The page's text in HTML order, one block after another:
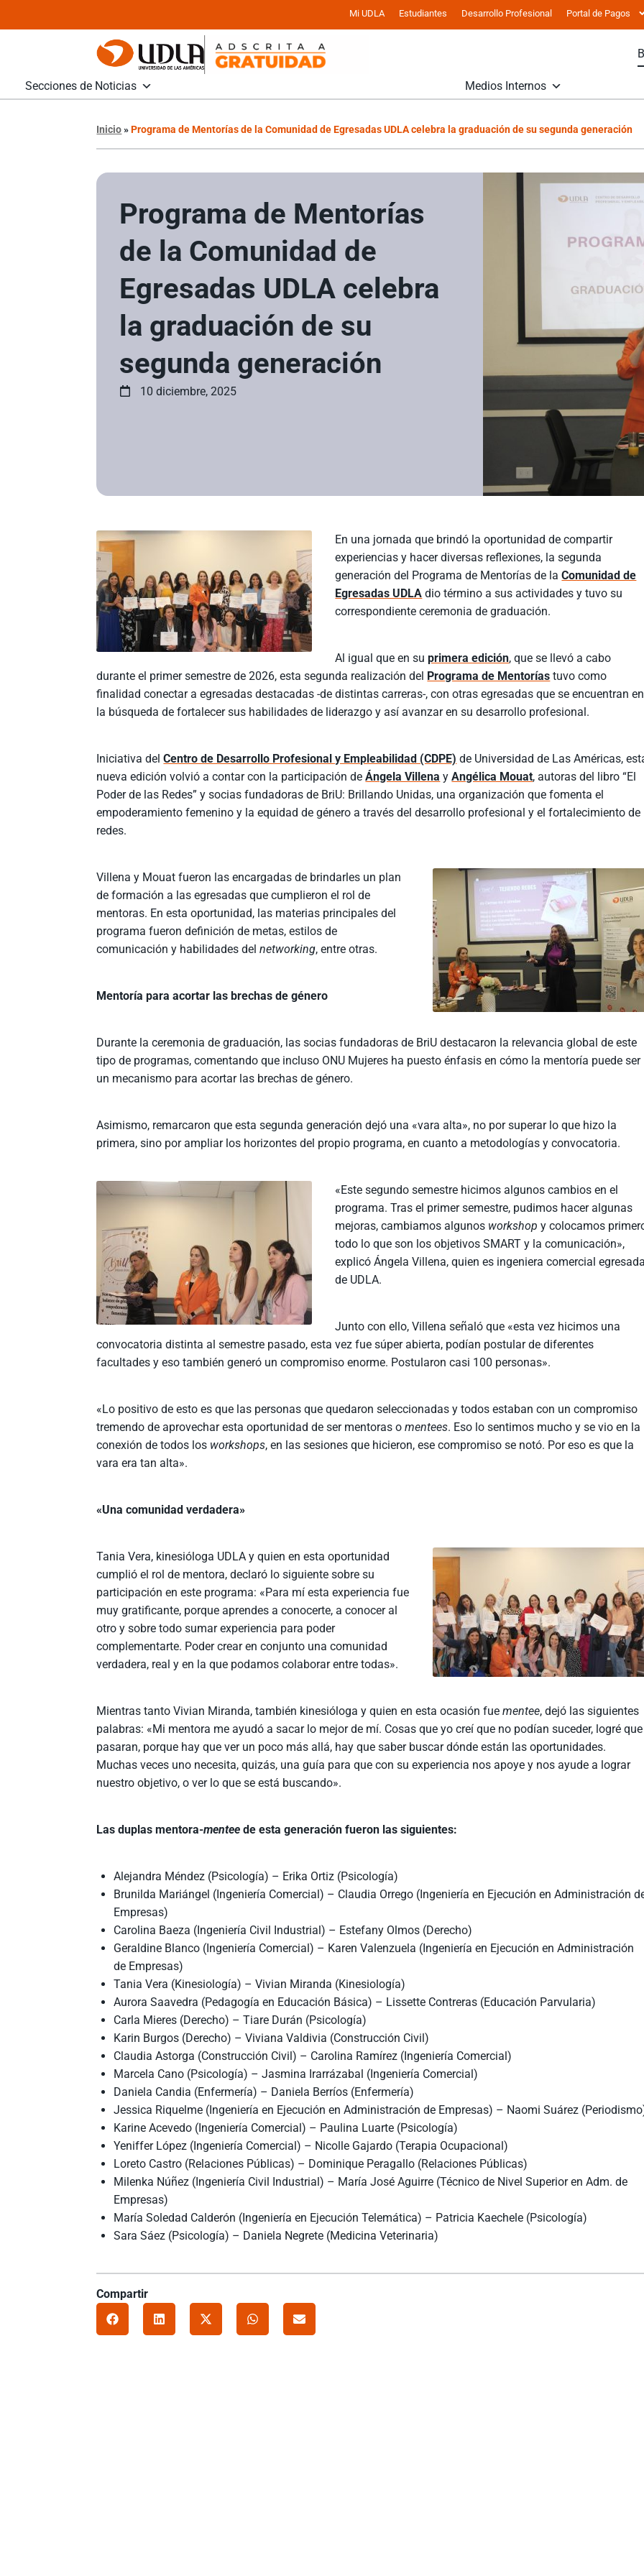
Mi UDLA Estudiantes Desarrollo Profesional Portal de Pagos
Secciones de Noticias Medios Internos
Inicio»Programa de Mentorías de la Comunidad de Egresadas UDLA celebra la graduación de su segunda generación
Programa de Mentorías
de la Comunidad de
Egresadas UDLA celebra
la graduación de su
segunda generación
10 diciembre, 2025
En una jornada que brindó la oportunidad de compartir
experiencias y hacer diversas reflexiones, la segunda
generación del Programa de Mentorías de laComunidad de
Egresadas UDLA dio término a sus actividades y tuvo su
correspondiente ceremonia de graduación.
Al igual que en suprimera edición, que se llevó a cabo
durante el primer semestre de 2026, esta segunda realización del Programa de Mentorías tuvo como
finalidad conectar a egresadas destacadas -de distintas carreras-, con otras egresadas que se encuentran en
la búsqueda de fortalecer sus habilidades de liderazgo y así avanzar en su desarrollo profesional.
Iniciativa delCentro de Desarrollo Profesional y Empleabilidad (CDPE) de Universidad de Las Américas,
nueva edición volvió a contar con la participación deÁngela Villena yAngélica Mouat, autoras del libro “El
Poder de las Redes” y socias fundadoras de BriU: Brillando Unidas, una organización que fomenta el
empoderamiento femenino y la equidad de género a través del desarrollo profesional y el fortalecimiento de
redes.
Villena y Mouat fueron las encargadas de brindarles un plan
de formación a las egresadas que cumplieron el rol de
mentoras. En esta oportunidad, las materias principales del
programa fueron definición de metas, estilos de
comunicación y habilidades delnetworking, entre otras.
Mentoría para acortar las brechas de género
Durante la ceremonia de graduación, las socias fundadoras de BriU destacaron la relevancia global de este
tipo de programas, comentando que incluso ONU Mujeres ha puesto énfasis en cómo la mentoría puede ser
un mecanismo para acortar las brechas de género.
Asimismo, remarcaron que esta segunda generación dejó una «vara alta», no por superar lo que hizo la
primera, sino por ampliar los horizontes del propio programa, en cuanto a metodologías y convocatoria.
«Este segundo semestre hicimos algunos cambios en el
programa. Tras el primer semestre, pudimos hacer algunas
mejoras, cambiamos algunos workshopy colocamos
todo lo que son los objetivos SMART y la comunicación»,
explicó Ángela Villena, quien es ingeniera comercial
de UDLA.
Junto con ello, Villena señaló que «esta vez hicimos una
convocatoria distinta al semestre pasado, esta vez fue súper abierta, podían postular de diferentes
facultades y eso también generó un compromiso enorme. Postularon casi 100 personas».
«Lo positivo de esto es que las personas que quedaron seleccionadas y todos estaban con un compromiso
tremendo de aprovechar esta oportunidad de ser mentoras omentees. Eso lo sentimos mucho y se vio en la
conexión de todos los workshops, en las sesiones que hicieron, ese compromiso se notó. Por eso es que la
vara era tan alta».
«Una comunidad verdadera»
Tania Vera, kinesióloga UDLA y quien en esta oportunidad
cumplió el rol de mentora, declaró lo siguiente sobre su
participación en este programa: «Para mí esta experiencia fue
muy gratificante, porque aprendes a conocerte, a conocer al
otro y sobre todo sumar experiencia para poder
complementarte. Poder crear en conjunto una comunidad
verdadera, real y en la que podamos colaborar entre todas».
Mientras tanto Vivian Miranda, también kinesióloga y quien en esta ocasión fuementee, dejó las siguientes
palabras: «Mi mentora me ayudó a sacar lo mejor de mí. Cosas que yo creí que no podían suceder, logré que
pasaran, porque hay que ver un poco más allá, hay que saber buscar dónde están las oportunidades.
Muchas veces uno necesita, quizás, una guía para que con su experiencia nos apoye y nos ayude a lograr
nuestro objetivo, o ver lo que se está buscando».
Las duplas mentora-mentee de esta generación fueron las siguientes:
Alejandra Méndez (Psicología) – Erika Ortiz (Psicología)
Brunilda Mariángel (Ingeniería Comercial) – Claudia Orrego (Ingeniería en Ejecución en Administración
Empresas)
Carolina Baeza (Ingeniería Civil Industrial) – Estefany Olmos (Derecho)
Geraldine Blanco (Ingeniería Comercial) – Karen Valenzuela (Ingeniería en Ejecución en Administración
de Empresas)
Tania Vera (Kinesiología) – Vivian Miranda (Kinesiología)
Aurora Saavedra (Pedagogía en Educación Básica) – Lissette Contreras (Educación Parvularia)
Carla Mieres (Derecho) – Tiare Durán (Psicología)
Karin Burgos (Derecho) – Viviana Valdivia (Construcción Civil)
Claudia Astorga (Construcción Civil) – Carolina Ramírez (Ingeniería Comercial)
Marcela Cano (Psicología) – Jasmina Irarrázabal (Ingeniería Comercial)
Daniela Candia (Enfermería) – Daniela Berríos (Enfermería)
Jessica Riquelme (Ingeniería en Ejecución en Administración de Empresas) – Naomi Suárez
Karine Acevedo (Ingeniería Comercial) – Paulina Luarte (Psicología)
Yeniffer López (Ingeniería Comercial) – Nicolle Gajardo (Terapia Ocupacional)
Loreto Castro (Relaciones Públicas) – Dominique Peragallo (Relaciones Públicas)
Milenka Núñez (Ingeniería Civil Industrial) – María José Aguirre (Técnico de Nivel Superior en Adm. de
Empresas)
María Soledad Calderón (Ingeniería en Ejecución Telemática) – Patricia Kaechele (Psicología)
Sara Sáez (Psicología) – Daniela Negrete (Medicina Veterinaria)
Compartir